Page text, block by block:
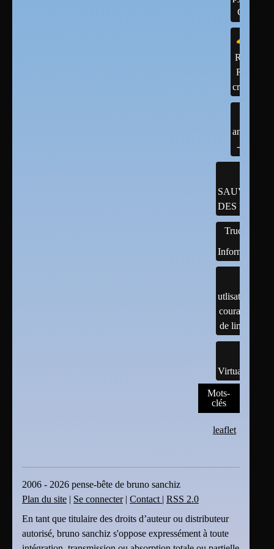
C++
R ,
R-
cran
android
- java
DES
Trucs
Informatiques
utlisation
courante
de linux
Virtualisation
Mots-
clés
leaflet
2006 - 2026 pense-bête de bruno sanchiz
Plan du site | Se connecter| Contact | RSS 2.0
En tant que titulaire des droits d’auteur ou distributeur
autorisé, bruno sanchiz s'oppose expressément à toute